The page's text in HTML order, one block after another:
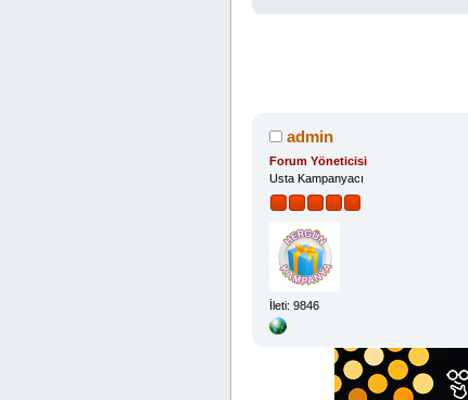
admin
Forum Yöneticisi
Usta Kampanyacı
İleti: 9846